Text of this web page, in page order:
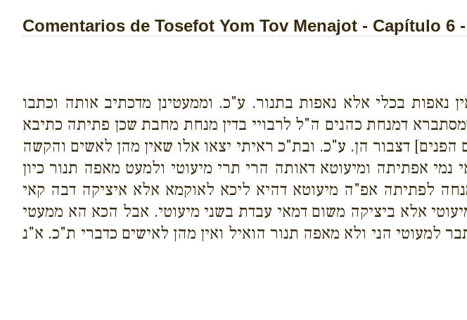
Comentarios de Tosefot Yom Tov Menajot - Capítulo 6
בכלי אלא נאפות בתנור. ע"כ. וממעטינן מדכתיב אותה וכתבו
דמנחת כהנים ה"ל לרבויי בדין מנחת מחבת שכן פתיתה כתיבא
דצבור הן. ע"כ. ובת"כ ראיתי יצאו אלו שאין מהן לאשים והקשה
אפתיתה ומיעוטא דאותה הרי תרי מיעוטי ולמעט מאפה תנור כיון
לפתיתה אפ"ה מיעוטא דהיא ליכא לאוקמא אלא איציקה דבה קאי
אלא ביציקה משום דמאי עבדת בשני מיעוטי. אבל הכא הא ממעטי
למעוטי הני ולא מאפה תנור הואיל ואין מהן לאישים כדברי ת"כ. א"נ